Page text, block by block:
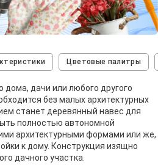
Цветовые палитры
дома, дачи или любого другого
без малых архитектурных
станет деревянный навес для
полностью автономной
архитектурными формами или же,
к дому. Конструкция изящно
дачного участка.